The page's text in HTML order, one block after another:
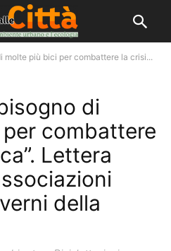
molte più bici per combattere la crisi...
di
combattere
Lettera
della